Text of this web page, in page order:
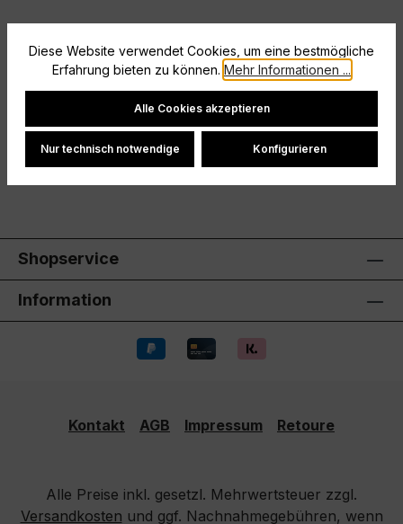
Beschreibung
Größe: XL
Hersteller
Bewertungen
Shopservice
Information
Kontakt AGB Impressum Retoure
Alle Preise inkl. gesetzl. Mehrwertsteuer zzgl.
Versandkosten und ggf. Nachnahmegebühren, wenn
Diese Website verwendet Cookies, um eine bestmögliche
Erfahrung bieten zu können. Mehr Informationen ...
Cookie-Einstellungen
Alle Cookies akzeptieren
Nur technisch notwendige Konfigurieren